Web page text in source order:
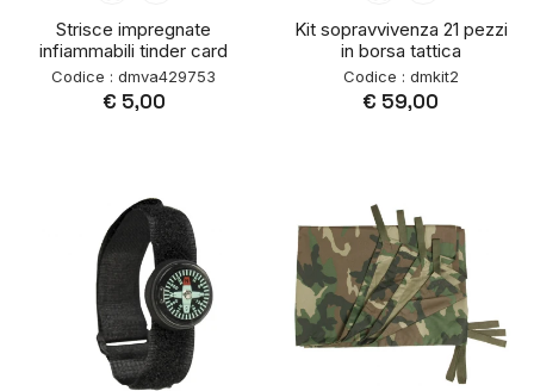
Strisce impregnate
infiammabili tinder card
Codice : dmva429753
€ 5,00
Kit sopravvivenza 21 pezzi
in borsa tattica
Codice : dmkit2
€ 59,00